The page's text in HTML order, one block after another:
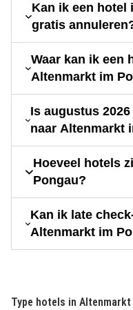
Kan ik een hotel
gratis
Waar kan ik een
Altenmarkt im
Is augustus
naar Altenmarkt
Hoeveel hotels
Pongau?
Kan ik late
Altenmarkt im
Type hotels in Altenmarkt